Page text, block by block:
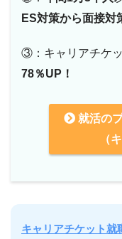
ES対策から面接対
③：キャリアチケ
78％UP！
就活の
（
キャリアチケット就